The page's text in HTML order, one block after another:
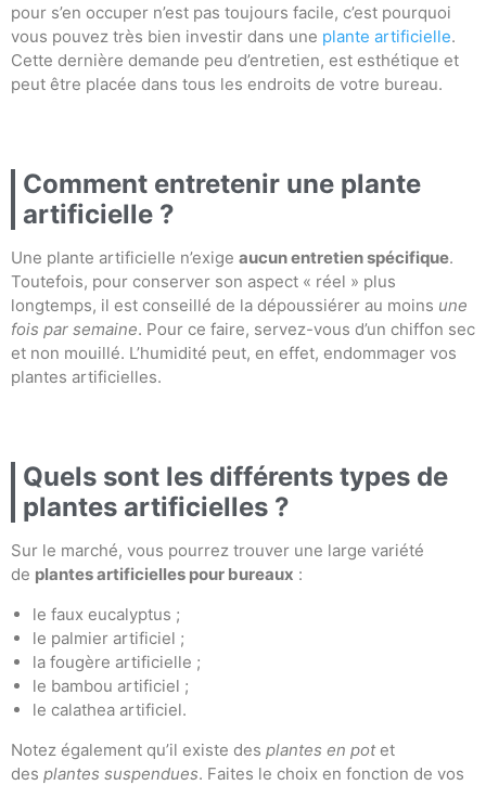
pour s’en occuper n’est pas toujours facile, c’est pourquoi
vous pouvez très bien investir dans une plante artificielle.
Cette dernière demande peu d’entretien, est esthétique et
peut être placée dans tous les endroits de votre bureau.
Comment entretenir une plante
artificielle ?
Une plante artificielle n’exige aucun entretien spécifique.
Toutefois, pour conserver son aspect « réel » plus
longtemps, il est conseillé de la dépoussiérer au moins une
fois par semaine. Pour ce faire, servez-vous d’un chiffon sec
et non mouillé. L’humidité peut, en effet, endommager vos
plantes artificielles.
Quels sont les différents types de
plantes artificielles ?
Sur le marché, vous pourrez trouver une large variété
de plantes artificielles pour bureaux :
le faux eucalyptus ;
le palmier artificiel ;
la fougère artificielle ;
le bambou artificiel ;
le calathea artificiel.
Notez également qu’il existe des plantes en potet
des plantes suspendues. Faites le choix en fonction de vos